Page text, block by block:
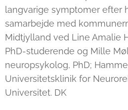
langvarige symptomer efter
samarbejde med
Midtjylland ved Line Amalie
PhD-studerende og Mille
neuropsykolog, PhD;
Universitetsklinik for
Universitet. DK